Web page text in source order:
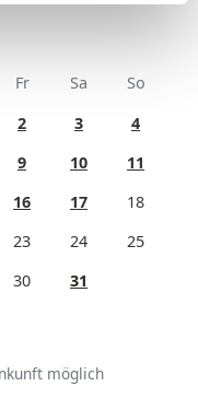
Fr Sa
So
2 3
4
9 10
11
16 17
18
23 24
25
30
31
möglich